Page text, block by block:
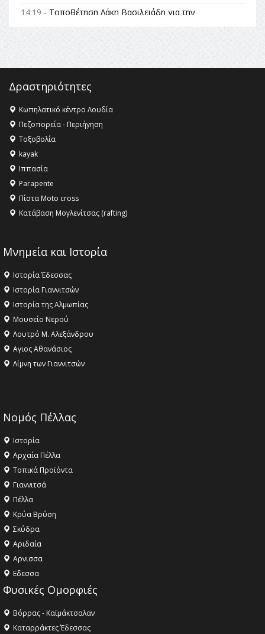
14:19 - Τοποθέτηση Λάκη Βασιλειάδη για την
Αναθεώρηση του Συντάγματος: «Σε τέτοιες κορυφαίες
θεσμικές διαδικασίες υπάρχει μόνο η ευθύνη απέναντι
στις επόμενες γενιές»
16:35 -Το πρόγραμμα του ΠΑΟΚ στον δεύτερο γύρο του
16:27 - Όλυμπος: Εντάχθηκε στον Κατάλογο Παγκόσμιας
Κληρονομιάς της UNESCO – Ομόφωνη η απόφαση Ο
Όλυμπος αναγνωρίστηκε ως φυσικό και πολιτιστικό
αγαθό εξέχουσας οικουμενικής αξίας για την
ανθρωπότητα
16:18 -
ΣΤΗΝ ΕΔΕΣΣΑ
Δραστηριότητες
Κωπηλατικό κέντρο Λουδία
Πεζοπορεία - Περιήγηση
Τοξοβολία
kayak
Ιππασία
Parapente
Πίστα Moto cross
Κατάβαση Μογλενίτσας (rafting)
Μνημεία και Ιστορία
Ιστορία Έδεσσας
Ιστορία Γιαννιτσών
Ιστορία της Αλμωπίας
Μουσείο Νερού
Λουτρό Μ. Αλεξάνδρου
Αγιος Αθανάσιος
Λίμνη των Γιαννιτσών
Νομός Πέλλας
Ιστορία
Αρχαία Πέλλα
Τοπικά Προϊόντα
Γιαννιτσά
Πέλλα
Κρύα Βρύση
Σκύδρα
Αριδαία
Aρνισσα
Eδεσσα
Φυσικές Ομορφιές
Βόρρας - Καϊμάκτσαλαν
Καταρράκτες Έδεσσας